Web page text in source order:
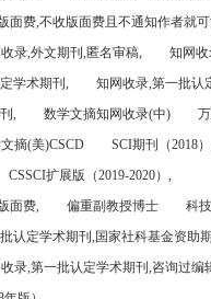
费,不收版面费且不通知作者就
录,外文期刊,匿名审稿,
知网收
学术期刊,
知网收录,第一批认
,
数学文摘知网收录(中)
摘(美)CSCD SCI期刊（2018
CSSCI扩展版（2019-2020）,
面费,
偏重副教授博士
科
认定学术期刊,国家社科基金资助
录,第一批认定学术期刊,咨询过编